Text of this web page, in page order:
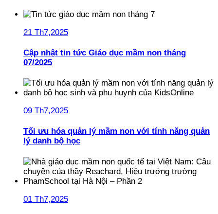
21 Th7,2025
Cập nhật tin tức Giáo dục mầm non tháng
07/2025
09 Th7,2025
Tối ưu hóa quản lý mầm non với tính năng quản
lý danh bộ học
01 Th7,2025